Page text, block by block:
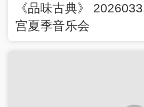
《品味古典》
宫夏季音乐会